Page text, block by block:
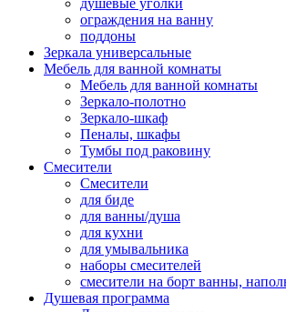
душевые уголки
ограждения на ванну
поддоны
Зеркала универсальные
Мебель для ванной комнаты
Мебель для ванной комнаты
Зеркало-полотно
Зеркало-шкаф
Пеналы, шкафы
Тумбы под раковину
Смесители
Смесители
для биде
для ванны/душа
для кухни
для умывальника
наборы смесителей
смесители на борт ванны,
Душевая программа